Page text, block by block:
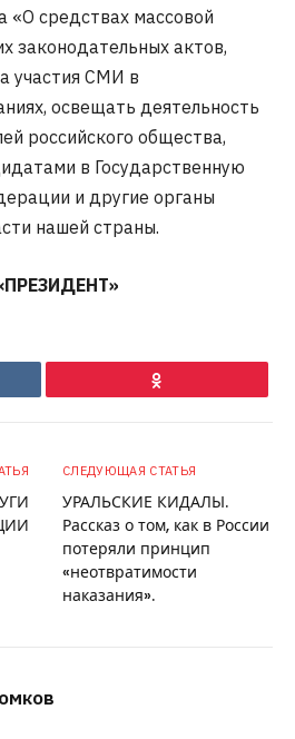
«О средствах массовой
законодательных актов,
участия СМИ в
освещать деятельность
российского общества,
в Государственную
и другие органы
нашей страны.
Ok
СЛЕДУЮЩАЯ СТАТЬЯ
УРАЛЬСКИЕ КИДАЛЫ.
Рассказ о том, как в России
потеряли принцип
«неотвратимости
наказания».